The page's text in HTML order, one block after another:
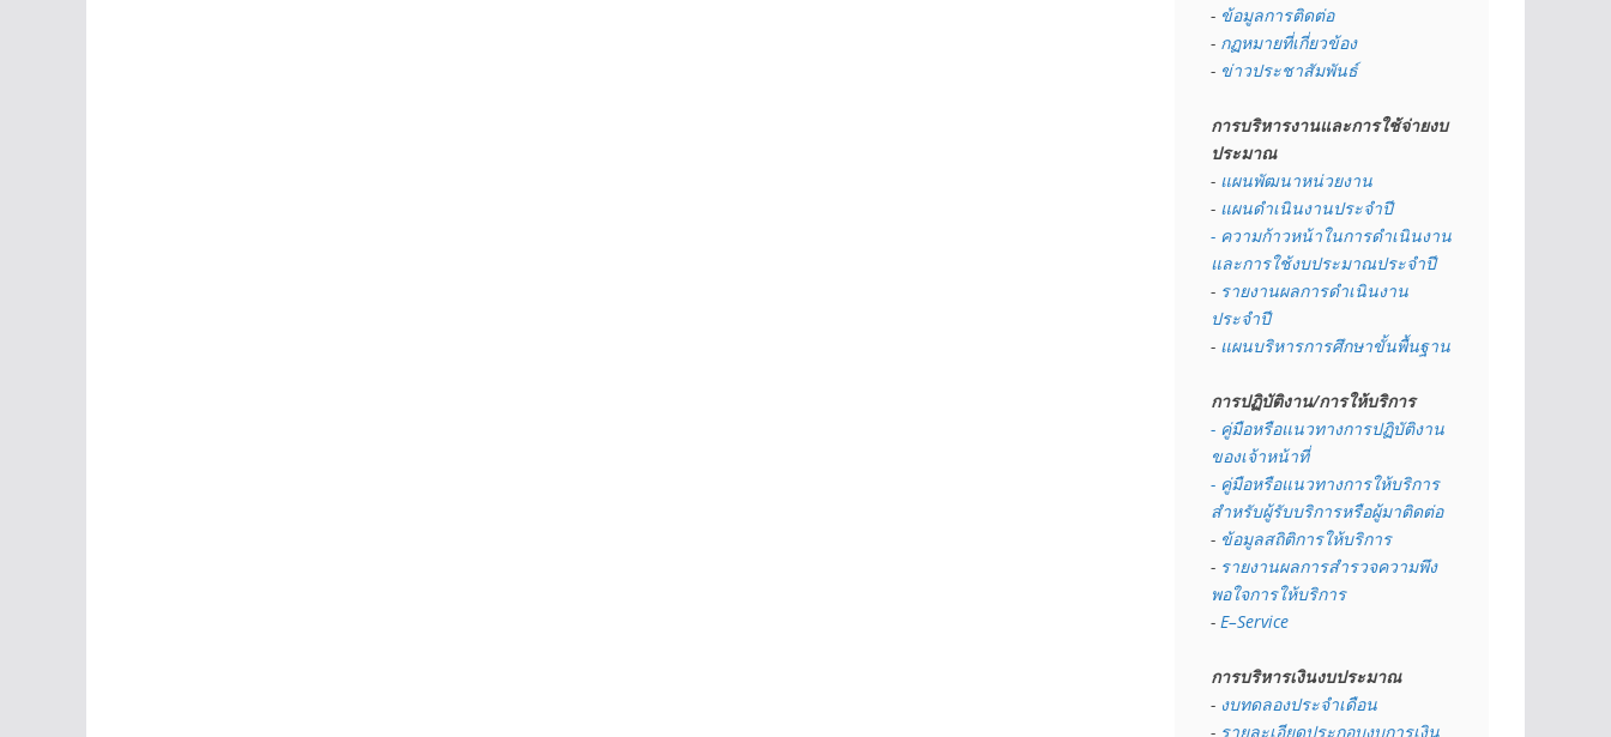
- ข้อมูลการติดต่อ
- กฏหมายที่เกี่ยวข้อง
- ข่าวประชาสัมพันธ์
การบริหารงานและการใช้จ่ายงบ
ประมาณ
- แผนพัฒนาหน่วยงาน
- แผนดำเนินงานประจำปี
- ความก้าวหน้าในการดำเนินงาน
และการใช้งบประมาณประจำปี
- รายงานผลการดำเนินงาน
ประจำปี
- แผนบริหารการศึกษาขั้นพื้นฐาน
การปฏิบัติงาน/การให้บริการ
- คู่มือหรือแนวทางการปฏิบัติงาน
ของเจ้าหน้าที่
- คู่มือหรือแนวทางการให้บริการ
สำหรับผู้รับบริการหรือผู้มาติดต่อ
- ข้อมูลสถิติการให้บริการ
- รายงานผลการสำรวจความพึง
พอใจการให้บริการ
- E–Service
การบริหารเงินงบประมาณ
- งบทดลองประจำเดือน
- รายละเอียดประกอบงบการเงิน